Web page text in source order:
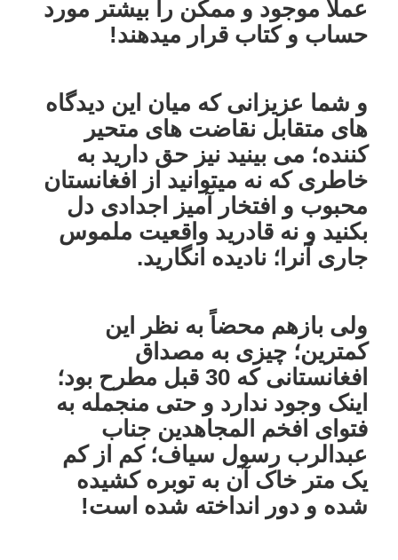
عملاً موجود و ممکن را بیشتر مورد
حساب و کتاب قرار میدهند!
و شما عزیزانی که میان این دیدگاه
های متقابل نقاضت های متحیر
کننده؛ می بینید نیز حق دارید به
خاطری که نه میتوانید از افغانستان
محبوب و افتخار آمیز اجدادی دل
بکنید و نه قادرید واقعیت ملموس
جاری آنرا؛ نادیده انگارید.
ولی بازهم محضاً به نظر این
کمترین؛ چیزی به مصداق
افغانستانی که 30 قبل مطرح بود؛
اینک وجود ندارد و حتی منجمله به
فتوای افخم المجاهدین جناب
عبدالرب رسول سیاف؛ کم از کم
یک متر خاک آن به توبره کشیده
شده و دور انداخته شده است!